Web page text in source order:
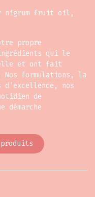
nigrum fruit oil,
propre
qui le
et ont fait
formulations, la
d'excellence, nos
de